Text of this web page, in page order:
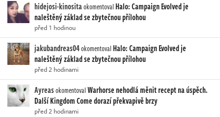
hidejosi-kinositaokomentoval Halo: Campaign Evolved je
naleštěný základ se zbytečnou přílohou
před 1 hodinou
jakubandreas04okomentoval Halo: Campaign Evolved je
naleštěný základ se zbytečnou přílohou
před 2 hodinami
AyreasokomentovalWarhorse nehodlá měnit recept na úspěch.
Další Kingdom Come dorazí překvapivě brzy
před 2 hodinami